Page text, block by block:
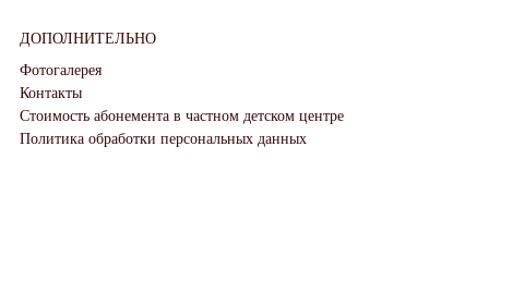
ДОПОЛНИТЕЛЬНО
Фотогалерея
Контакты
Стоимость абонемента в частном детском центре
Политика обработки персональных данных